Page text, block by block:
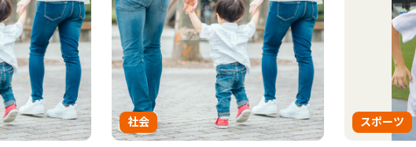
社会 スポーツ